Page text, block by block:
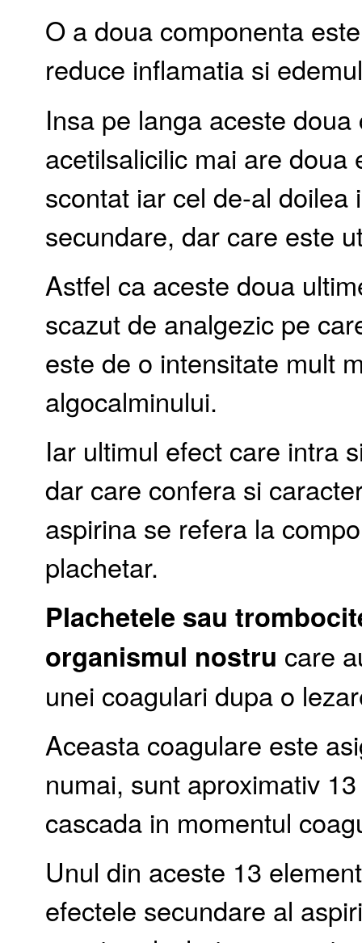
O a doua componenta
reduce inflamatia si
Insa pe langa aceste
acetilsalicilic mai are
scontat iar cel de-al
secundare, dar care este
Astfel ca aceste doua
scazut de analgezic pe
este de o intensitate mult
algocalminului.
Iar ultimul efect care intra
dar care confera si
aspirina se refera la
plachetar.
Plachetele sau
organismul nostru care
unei coagulari dupa o
Aceasta coagulare este
numai, sunt aproximativ
cascada in momentul
Unul din aceste 13
efectele secundare al